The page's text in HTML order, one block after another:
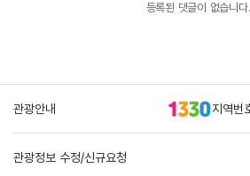
등록된 댓글이 없습니다.
관광안내 지역번
관광정보 수정/신규요청